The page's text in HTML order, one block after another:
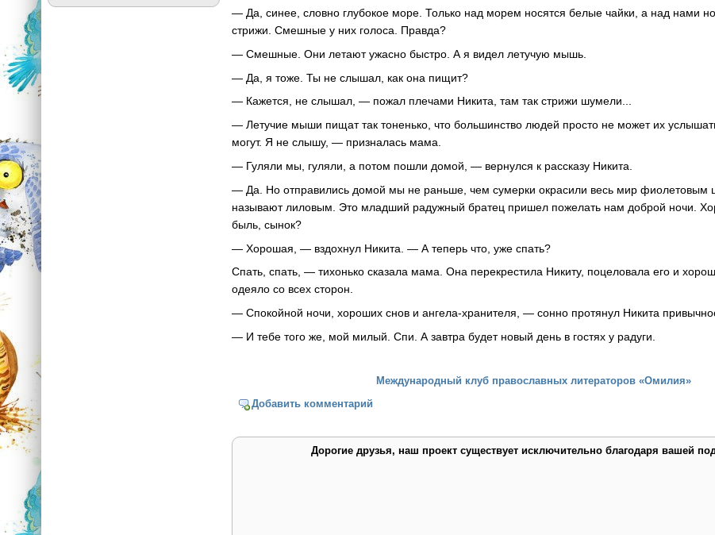
— Да, синее, словно глубокое море. Только над морем носятся белые чайки, а над нами
стрижи. Смешные у них голоса. Правда?
— Смешные. Они летают ужасно быстро. А я видел летучую мышь.
— Да, я тоже. Ты не слышал, как она пищит?
— Кажется, не слышал, — пожал плечами Никита, там так стрижи шумели...
— Летучие мыши пищат так тоненько, что большинство людей просто не может их
могут. Я не слышу, — призналась мама.
— Гуляли мы, гуляли, а потом пошли домой, — вернулся к рассказу Никита.
— Да. Но отправились домой мы не раньше, чем сумерки окрасили весь мир фиолетовым
называют лиловым. Это младший радужный братец пришел пожелать нам доброй ночи.
быль, сынок?
— Хорошая, — вздохнул Никита. — А теперь что, уже спать?
Спать, спать, — тихонько сказала мама. Она перекрестила Никиту, поцеловала его и
одеяло со всех сторон.
— Спокойной ночи, хороших снов и ангела-хранителя, — сонно протянул Никита
— И тебе того же, мой милый. Спи. А завтра будет новый день в гостях у радуги.
Международный клуб православных литераторов «Омилия»
Добавить комментарий
Дорогие друзья, наш проект существует исключительно благодаря вашей